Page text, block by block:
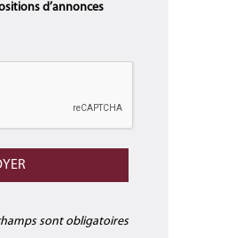
d’annonces
sont obligatoires